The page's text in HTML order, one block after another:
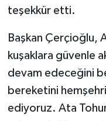
teşekkür etti.
Başkan Çerçioğlu,
kuşaklara güvenle
devam edeceğini
bereketini
ediyoruz. Ata
YEREL
AYDIN